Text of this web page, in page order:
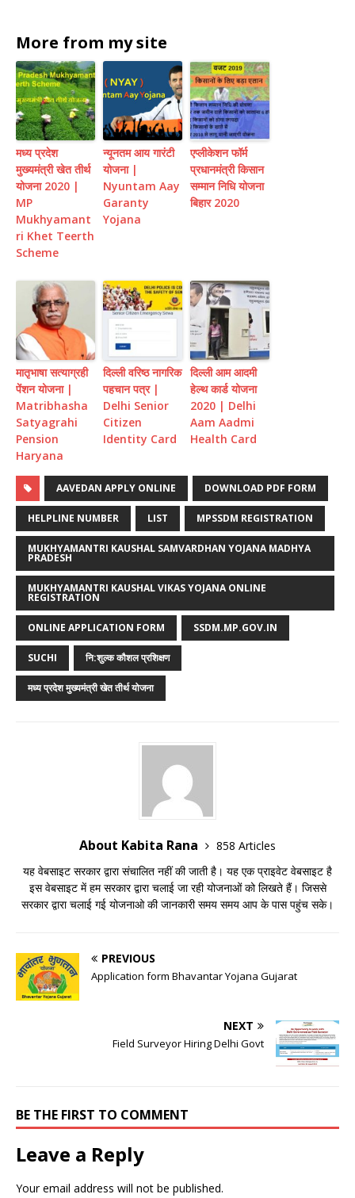
More from my site
मध्य प्रदेश
मुख्यमंत्री खेत तीर्थ
योजना 2020 |
MP
Mukhyamant
ri Khet Teerth
Scheme
न्यूनतम आय गारंटी
योजना |
Nyuntam Aay
Garanty
Yojana
एप्लीकेशन फॉर्म
प्रधानमंत्री किसान
सम्मान निधि योजना
बिहार 2020
मातृभाषा सत्याग्रही
पेंशन योजना |
Matribhasha
Satyagrahi
Pension
Haryana
दिल्ली वरिष्ठ नागरिक
पहचान पत्र |
Delhi Senior
Citizen
Identity Card
दिल्ली आम आदमी
हेल्थ कार्ड योजना
2020 | Delhi
Aam Aadmi
Health Card
AAVEDAN APPLY ONLINE DOWNLOAD PDF FORM
HELPLINE NUMBER LIST MPSSDM REGISTRATION
MUKHYAMANTRI KAUSHAL SAMVARDHAN YOJANA MADHYA
PRADESH
MUKHYAMANTRI KAUSHAL VIKAS YOJANA ONLINE
REGISTRATION
ONLINE APPLICATION FORM SSDM.MP.GOV.IN
SUCHI नि:शुल्क कौशल प्रशिक्षण
मध्य प्रदेश मुख्यमंत्री खेत तीर्थ योजना
About Kabita Rana
858 Articles
यह वेबसाइट सरकार द्वारा संचालित नहीं की जाती है। यह एक प्राइवेट वेबसाइट है
इस वेबसाइट में हम सरकार द्वारा चलाई जा रही योजनाओं को लिखते हैं। जिससे
सरकार द्वारा चलाई गई योजनाओ की जानकारी समय समय आप के पास पहुंच सके।
PREVIOUS
Application form Bhavantar Yojana Gujarat
NEXT
Field Surveyor Hiring Delhi Govt
BE THE FIRST TO COMMENT
Leave a Reply
Your email address will not be published.